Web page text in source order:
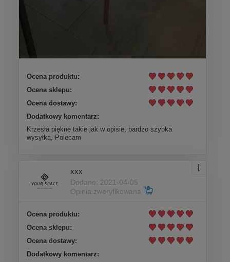
Ocena produktu:
Ocena sklepu:
Ocena dostawy:
Dodatkowy komentarz:
Krzesła piękne takie jak w opisie, bardzo szybka
wysyłka, Polecam
xxx
Dodano: 2021-04-05
Opinia zweryfikowana
Ocena produktu:
Ocena sklepu:
Ocena dostawy:
Dodatkowy komentarz: